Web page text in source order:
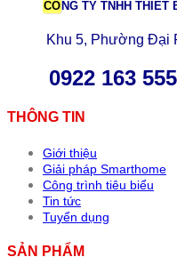
CÔ NG TY TNHH THIẾT
Khu 5, Phường Đại
0922 163 555
THÔNG TIN
Giới thiệu
Giải pháp Smarthome
Công trình tiêu biểu
Tin tức
Tuyển dụng
SẢN PHẨM